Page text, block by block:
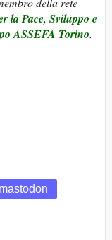
la Pace, Sviluppo e
ASSEFA Torino.
mastodon